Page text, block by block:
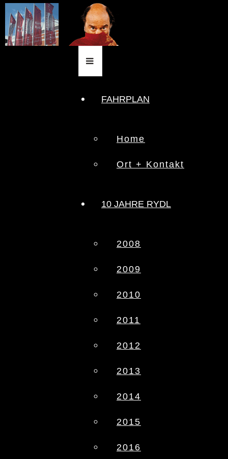
FAHRPLAN
Home
Ort + Kontakt
10 JAHRE RYDL
2008
2009
2010
2011
2012
2013
2014
2015
2016